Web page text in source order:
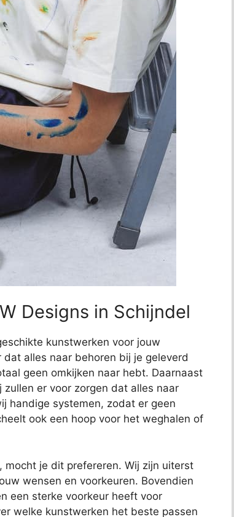
Designs in Schijndel
kunstwerken voor jouw
alles naar behoren bij je geleverd
geen omkijken naar hebt. Daarnaast
er voor zorgen dat alles naar
handige systemen, zodat er geen
ook een hoop voor het weghalen of
je dit prefereren. Wij zijn uiterst
wensen en voorkeuren. Bovendien
een sterke voorkeur heeft voor
welke kunstwerken het beste passen